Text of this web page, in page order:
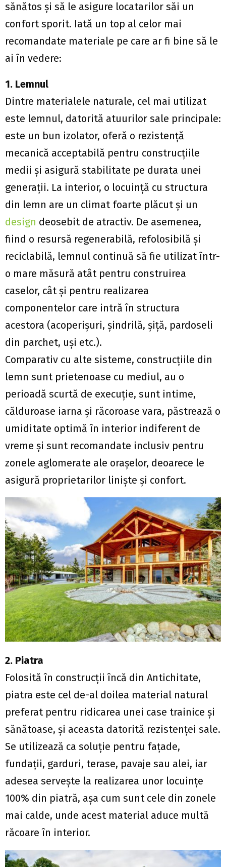
sănătos şi să le asigure locatarilor săi un
confort sporit. Iată un top al celor mai
recomandate materiale pe care ar fi bine să le
ai în vedere:
1. Lemnul
Dintre materialele naturale, cel mai utilizat
este lemnul, datorită atuurilor sale principale:
este un bun izolator, oferă o rezistenţă
mecanică acceptabilă pentru construcţiile
medii şi asigură stabilitate pe durata unei
generaţii. La interior, o locuinţă cu structura
din lemn are un climat foarte plăcut şi un
design deosebit de atractiv. De asemenea,
fiind o resursă regenerabilă, refolosibilă şi
reciclabilă, lemnul continuă să fie utilizat într-
o mare măsură atât pentru construirea
caselor, cât şi pentru realizarea
componentelor care intră în structura
acestora (acoperişuri, şindrilă, şiţă, pardoseli
din parchet, uşi etc.).
Comparativ cu alte sisteme, construcţiile din
lemn sunt prietenoase cu mediul, au o
perioadă scurtă de execuţie, sunt intime,
călduroase iarna şi răcoroase vara, păstrează o
umiditate optimă în interior indiferent de
vreme şi sunt recomandate inclusiv pentru
zonele aglomerate ale oraşelor, deoarece le
asigură proprietarilor linişte şi confort.
2. Piatra
Folosită în construcţii încă din Antichitate,
piatra este cel de-al doilea material natural
preferat pentru ridicarea unei case trainice şi
sănătoase, şi aceasta datorită rezistenţei sale.
Se utilizează ca soluţie pentru faţade,
fundaţii, garduri, terase, pavaje sau alei, iar
adesea serveşte la realizarea unor locuinţe
100% din piatră, aşa cum sunt cele din zonele
mai calde, unde acest material aduce multă
răcoare în interior.